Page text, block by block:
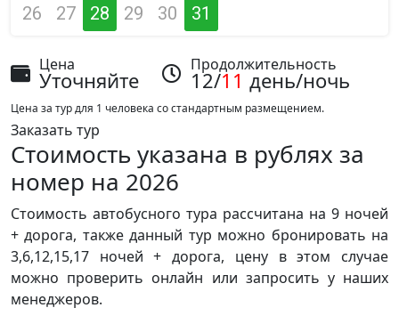
26
27 28 29 30 31
Цена
Уточняйте
Продолжительность
12/11 день/ночь
Цена за тур для 1 человека со стандартным размещением.
Заказать тур
Стоимость указана в рублях за
номер на 2026
Стоимость автобусного тура рассчитана на 9 ночей
+ дорога, также данный тур можно бронировать на
3,6,12,15,17 ночей + дорога, цену в этом случае
можно проверить онлайн или запросить у наших
менеджеров.